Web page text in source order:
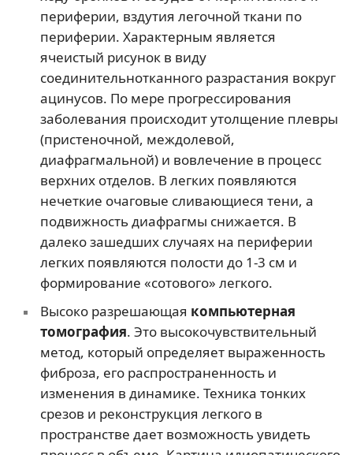
периферии, вздутия легочной ткани по
периферии. Характерным является
ячеистый рисунок в виду
соединительнотканного разрастания вокруг
ацинусов. По мере прогрессирования
заболевания происходит утолщение плевры
(пристеночной, междолевой,
диафрагмальной) и вовлечение в процесс
верхних отделов. В легких появляются
нечеткие очаговые сливающиеся тени, а
подвижность диафрагмы снижается. В
далеко зашедших случаях на периферии
легких появляются полости до 1-3 см и
формирование «сотового» легкого.
Высоко разрешающая компьютерная
томография. Это высокочувствительный
метод, который определяет выраженность
фиброза, его распространенность и
изменения в динамике. Техника тонких
срезов и реконструкция легкого в
пространстве дает возможность увидеть